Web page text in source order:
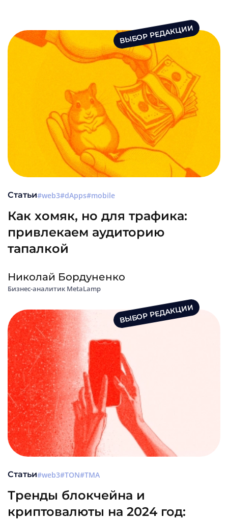
ВЫБОР РЕДАКЦИИ
Статьи web3 dApps mobile
Как хомяк, но для трафика:
привлекаем аудиторию
тапалкой
Николай Бордуненко
Бизнес-аналитик MetaLamp
ВЫБОР РЕДАКЦИИ
Статьи web3 TON TMA
Тренды блокчейна и
криптовалюты на 2024 год: